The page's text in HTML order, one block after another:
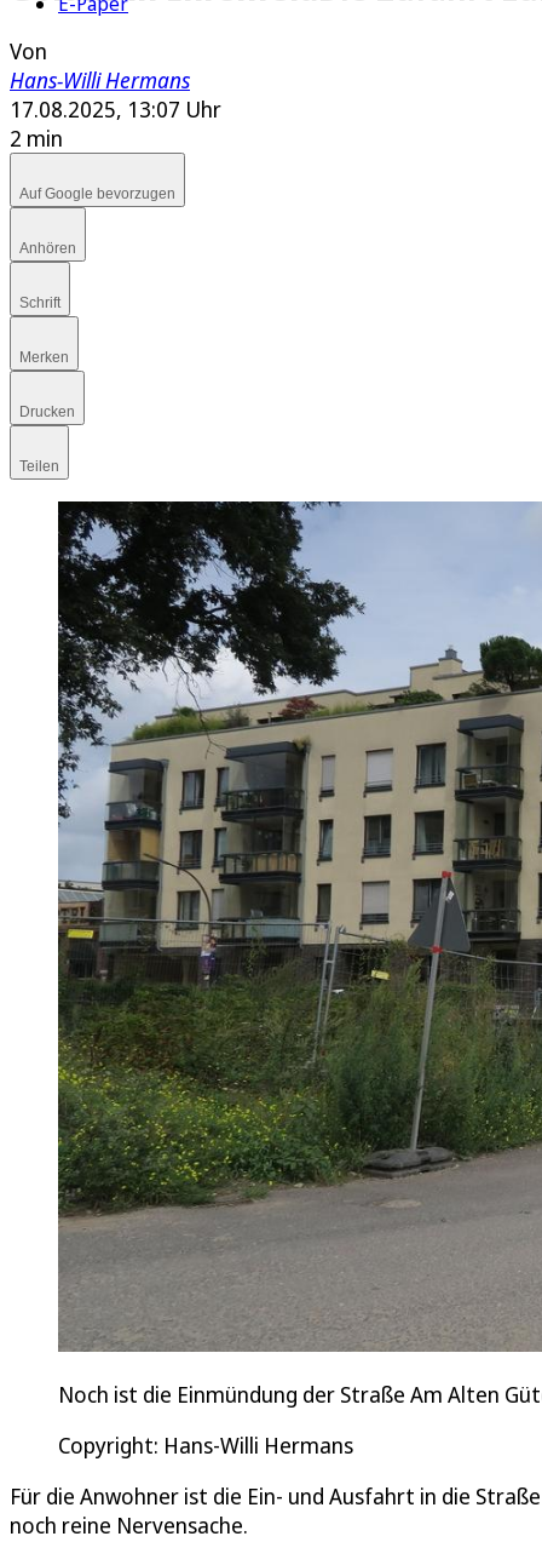
Von
Hans-Willi Hermans
17.08.2025, 13:07 Uhr
2 min
Auf Google bevorzugen
Anhören
Schrift
Merken
Drucken
Teilen
Noch ist die Einmündung der Straße Am Alten
Copyright: Hans-Willi Hermans
Für die Anwohner ist die Ein- und Ausfahrt in die
noch reine Nervensache.